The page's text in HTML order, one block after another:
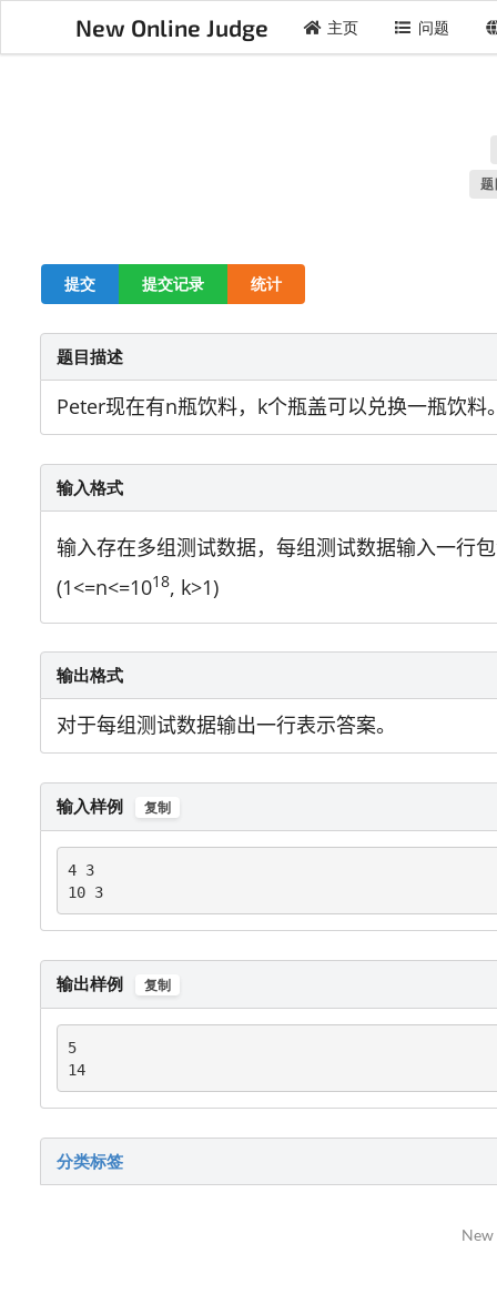
New Online Judge 主页 问题
题
提交 提交记录 统计
题目描述
Peter现在有n瓶饮料，k个瓶盖可以兑换一瓶饮
输入格式
输入存在多组测试数据，每组测试数据输入一行
(1<=n<=1018, k>1)
输出格式
对于每组测试数据输出一行表示答案。
输入样例 复制
4 3
10 3
输出样例 复制
5
14
分类标签